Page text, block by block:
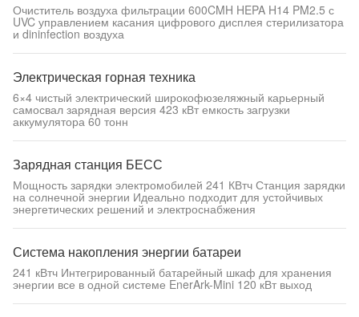
Очиститель воздуха фильтрации 600CMH HEPA H14 PM2.5 с
UVC управлением касания цифрового дисплея стерилизатора
и dininfection воздуха
Электрическая горная техника
6×4 чистый электрический широкофюзеляжный карьерный
самосвал зарядная версия 423 кВт емкость загрузки
аккумулятора 60 тонн
Зарядная станция БЕСС
Мощность зарядки электромобилей 241 КВтч Станция зарядки
на солнечной энергии Идеально подходит для устойчивых
энергетических решений и электроснабжения
Система накопления энергии батареи
241 кВтч Интегрированный батарейный шкаф для хранения
энергии все в одной системе EnerArk-Mini 120 кВт выход